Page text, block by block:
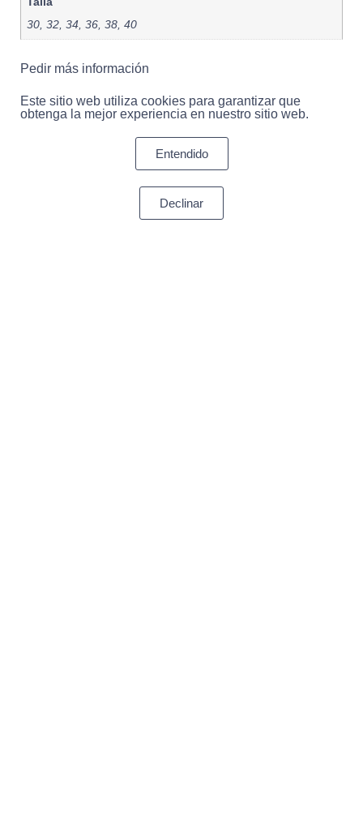
30, 32, 34, 36, 38, 40
Pedir más información
Este sitio web utiliza cookies para garantizar que
obtenga la mejor experiencia en nuestro sitio web.
Entendido
Declinar